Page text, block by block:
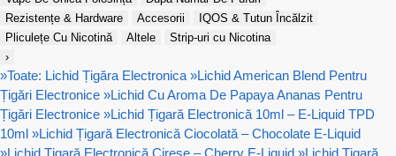
Rezistențe & Hardware
Accesorii
IQOS & Tutun Încălzit
Pliculețe Cu Nicotină
Altele
Strip-uri cu Nicotina
›
»Toate: Lichid Țigăra Electronica »Lichid American Blend Pentru
Țigări Electronice »Lichid Cu Aroma De Papaya Ananas Pentru
Țigări Electronice »Lichid Țigară Electronică 10ml – E-Liquid TPD
10ml »Lichid Țigară Electronică Ciocolată – Chocolate E-Liquid
»Lichid Țigară Electronică Cireșe – Cherry E-Liquid »Lichid Țigară